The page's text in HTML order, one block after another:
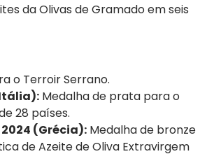
da Olivas de Gramado em seis
o Terroir Serrano.
Medalha de prata para o
28 países.
(Grécia):Medalha de bronze
de Azeite de Oliva Extravirgem